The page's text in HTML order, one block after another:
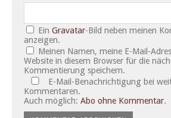
EinGravatar-Bild neben meinen
anzeigen.
Meinen Namen, meine E-Mail-
Website in diesem Browser für die
Kommentierung speichern.
E-Mail-Benachrichtigung bei
Kommentaren.
Auch möglich: Abo ohne Kommentar.